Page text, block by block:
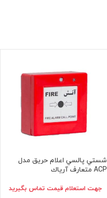
شستي پالسي اعلام حريق مدل
ACP متعارف آرياك
جهت استعلام قيمت تماس بگيريد